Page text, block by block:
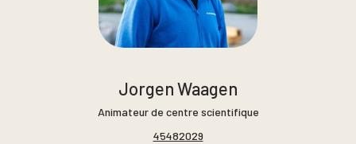
Jorgen Waagen
Animateur de centre scientifique
45482029